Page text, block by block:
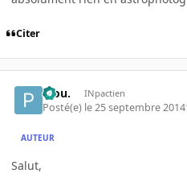
Citer
Piou. INpactien
Posté(e) le 25 septembre 2014
AUTEUR
Salut,